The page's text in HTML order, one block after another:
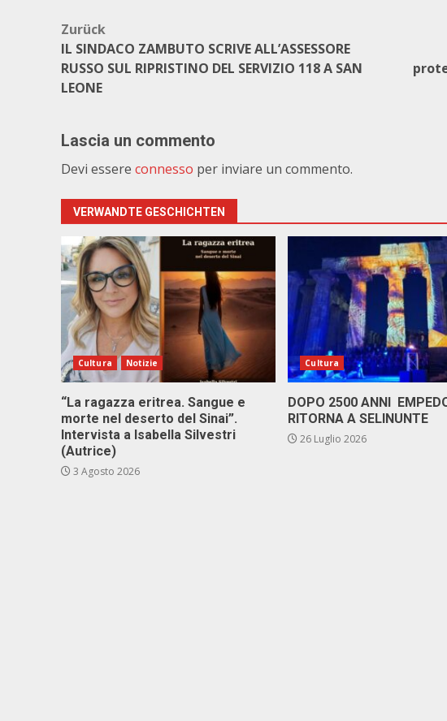
Beitragsnavigation
Zurück
IL SINDACO ZAMBUTO SCRIVE ALL’ASSESSORE
RUSSO SUL RIPRISTINO DEL SERVIZIO 118 A SAN
LEONE
Lascia un commento
Devi essere connesso per inviare un commento.
VERWANDTE GESCHICHTEN
Cultura Notizie
“La ragazza eritrea. Sangue e
morte nel deserto del Sinai”.
Intervista a Isabella Silvestri
(Autrice)
3 Agosto 2026
Cultura
DOPO 2500 ANNI
RITORNA A SELINUNTE
26 Luglio 2026